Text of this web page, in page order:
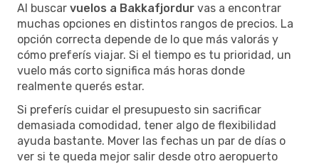
Al buscar vuelos a Bakkafjordur vas a encontrar
muchas opciones en distintos rangos de precios. La
opción correcta depende de lo que más valorás y
cómo preferís viajar. Si el tiempo es tu prioridad, un
vuelo más corto significa más horas donde
realmente querés estar.
Si preferís cuidar el presupuesto sin sacrificar
demasiada comodidad, tener algo de flexibilidad
ayuda bastante. Mover las fechas un par de días o
ver si te queda mejor salir desde otro aeropuerto